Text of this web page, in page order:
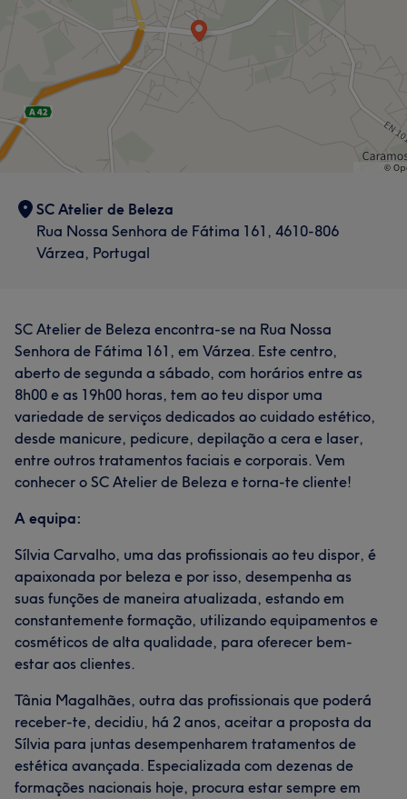
SC Atelier de Beleza
Rua Nossa Senhora de Fátima 161, 4610-806
Várzea, Portugal
SC Atelier de Beleza encontra-se na Rua Nossa
Senhora de Fátima 161, em Várzea. Este centro,
aberto de segunda a sábado, com horários entre as
8h00 e as 19h00 horas, tem ao teu dispor uma
variedade de serviços dedicados ao cuidado estético,
desde manicure, pedicure, depilação a cera e laser,
entre outros tratamentos faciais e corporais. Vem
conhecer o SC Atelier de Beleza e torna-te cliente!
A equipa:
Sílvia Carvalho, uma das profissionais ao teu dispor, é
apaixonada por beleza e por isso, desempenha as
suas funções de maneira atualizada, estando em
constantemente formação, utilizando equipamentos e
cosméticos de alta qualidade, para oferecer bem-
estar aos clientes.
Tânia Magalhães, outra das profissionais que poderá
receber-te, decidiu, há 2 anos, aceitar a proposta da
Sílvia para juntas desempenharem tratamentos de
estética avançada. Especializada com dezenas de
formações nacionais hoje, procura estar sempre em